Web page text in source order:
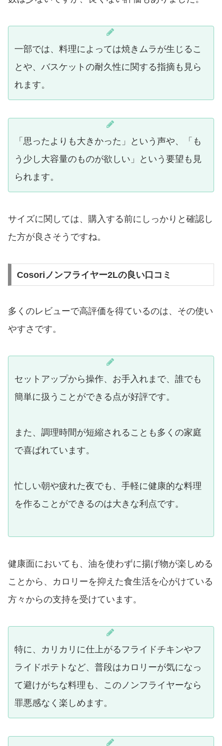
一部では、料理によっては焼きムラが生じるこ
とや、バスケットの耐久性に関する指摘も見ら
れます。
「思ったよりも大きかった」という声や、「も
う少し大容量のものが欲しい」という要望も見
られます。
サイズに関しては、購入する前にしっかりと確認し
た方が良さそうですね。
Cosoriノンフライヤー2Lの良い口コミ
多くのレビューで高評価を得ているのは、その使い
やすさです。
セットアップから操作、お手入れまで、誰でも
簡単に扱うことができる点が好評です。
また、調理時間が短縮されることも多くの家庭
で喜ばれています。
忙しい朝や疲れた夜でも、手軽に健康的な料理
を作ることができるのは大きな利点です。
健康面においても、油を使わずに揚げ物が楽しめる
ことから、カロリーを抑えた食生活を心がけている
方々からの支持を受けています。
特に、カリカリに仕上がるフライドチキンやフ
ライドポテトなど、普段はカロリーが気になっ
て避けがちな料理も、このノンフライヤーなら
罪悪感なく楽しめます。